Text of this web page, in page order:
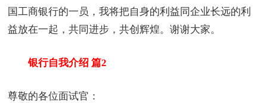
国工商银行的一员，我将把自身的利益同企业长远的利
益放在一起，共同进步，共创辉煌。谢谢大家。
银行自我介绍 篇2
尊敬的各位面试官：